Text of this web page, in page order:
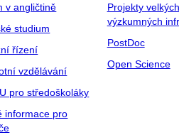
v angličtině
studium
řízení
vzdělávání
pro středoškoláky
informace pro
Projekty velkých
výzkumných
PostDoc
Open Science